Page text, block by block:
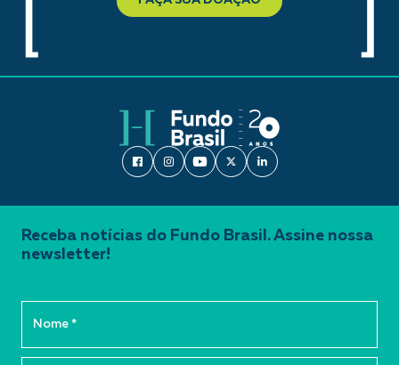
Receba notícias do Fundo Brasil. Assine nossa
newsletter!